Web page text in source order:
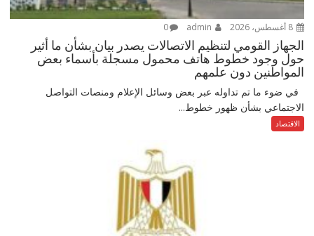
8 أغسطس، 2026 0
الجهاز القومي لتنظيم الاتصالات يصدر بيان بشأن ما أثير
حول وجود خطوط هاتف محمول مسجلة بأسماء بعض
المواطنين دون علمهم
في ضوء ما تم تداوله عبر بعض وسائل الإعلام ومنصات التواصل
الاجتماعي بشأن ظهور خطوط...
الاقتصاد